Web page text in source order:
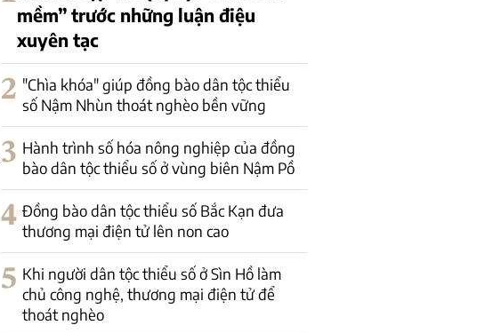
mềm” trước những luận điệu
xuyên tạc
2 "Chìa khóa" giúp đồng bào dân tộc thiểu
số Nậm Nhùn thoát nghèo bền vững
3 Hành trình số hóa nông nghiệp của đồng
bào dân tộc thiểu số ở vùng biên Nậm Pồ
4 Đồng bào dân tộc thiểu số Bắc Kạn đưa
thương mại điện tử lên non cao
5 Khi người dân tộc thiểu số ở Sìn Hồ làm
chủ công nghệ, thương mại điện tử để
thoát nghèo